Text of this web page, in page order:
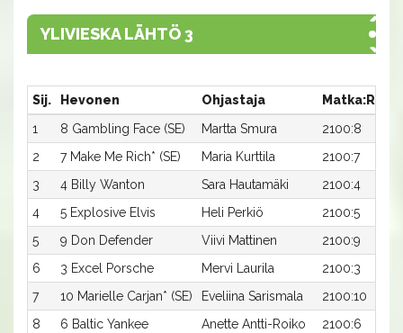
YLIVIESKA LÄHTÖ 3
Sij. Hevonen Ohjastaja
Matka:Rata
1
8 Gambling Face (SE) Martta Smura
2100:8
2
7 Make Me Rich* (SE) Maria Kurttila
2100:7
3
4 Billy Wanton Sara Hautamäki
2100:4
4
5 Explosive Elvis Heli Perkiö
2100:5
5
9 Don Defender Viivi Mattinen
2100:9
6
3 Excel Porsche Mervi Laurila
2100:3
7
10 Marielle Carjan* (SE) Eveliina Sarismala
2100:10
8
6 Baltic Yankee Anette Antti-Roiko
2100:6